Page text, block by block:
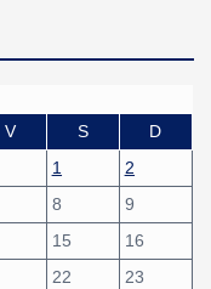
V S
D
1
2
8
9
15
16
22
23